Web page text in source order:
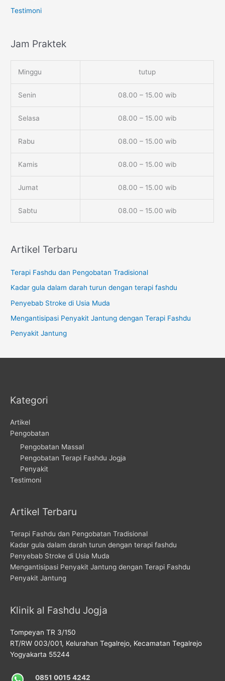
Testimoni
Jam Praktek
Minggu tutup
Senin 08.00 – 15.00 wib
Selasa 08.00 – 15.00 wib
Rabu 08.00 – 15.00 wib
Kamis 08.00 – 15.00 wib
Jumat 08.00 – 15.00 wib
Sabtu 08.00 – 15.00 wib
Artikel Terbaru
Terapi Fashdu dan Pengobatan Tradisional
Kadar gula dalam darah turun dengan terapi fashdu
Penyebab Stroke di Usia Muda
Mengantisipasi Penyakit Jantung dengan Terapi Fashdu
Penyakit Jantung
Kategori
Artikel
Pengobatan
Pengobatan Massal
Pengobatan Terapi Fashdu Jogja
Penyakit
Testimoni
Artikel Terbaru
Terapi Fashdu dan Pengobatan Tradisional
Kadar gula dalam darah turun dengan terapi fashdu
Penyebab Stroke di Usia Muda
Mengantisipasi Penyakit Jantung dengan Terapi Fashdu
Penyakit Jantung
Klinik al Fashdu Jogja
Tompeyan TR 3/150
RT/RW 003/001, Kelurahan Tegalrejo, Kecamatan Tegalrejo
Yogyakarta 55244
0851 0015 4242